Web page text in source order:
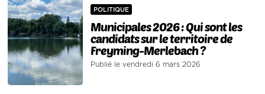
POLITIQUE
Municipales 2026 : Qui sont les
candidats sur le territoire de
Freyming-Merlebach ?
Publié le vendredi 6 mars 2026